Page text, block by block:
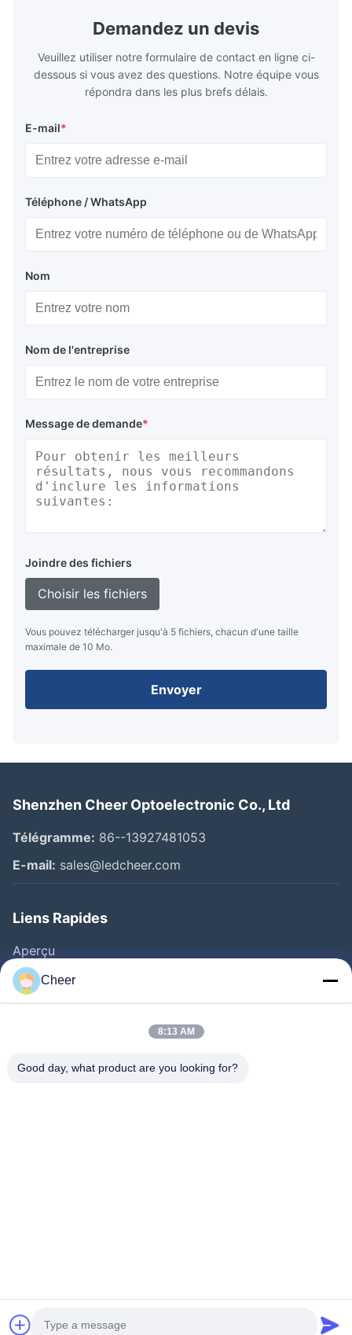
Demandez un devis
Veuillez utiliser notre formulaire de contact en ligne ci-
dessous si vous avez des questions. Notre équipe vous
répondra dans les plus brefs délais.
E-mail*
Téléphone / WhatsApp
Nom
Nom de l'entreprise
Message de demande*
Joindre des fichiers
Choisir les fichiers
Vous pouvez télécharger jusqu'à 5 fichiers, chacun d'une taille
maximale de 10 Mo.
Envoyer
Shenzhen Cheer Optoelectronic Co., Ltd
Télégramme: 86--13927481053
E-mail: sales@ledcheer.com
Liens Rapides
Aperçu
Produits
A Propos De Nous
Contrôle De La Qualité
©2026- Shenzhen Cheer Optoelectronic Co., Ltd. . Tous droits réservés.
Cheer
8:13 AM
Good day, what product are you looking for?